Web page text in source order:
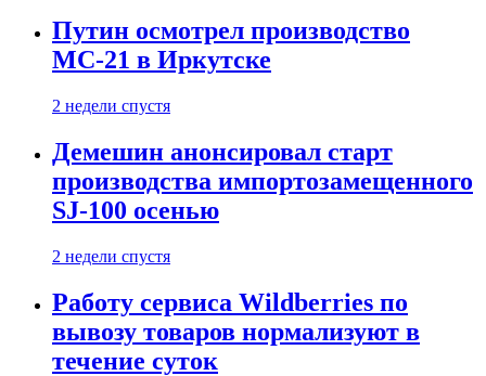
Путин осмотрел производство
МС-21 в Иркутске
2 недели спустя
Демешин анонсировал старт
производства импортозамещенного
SJ-100 осенью
2 недели спустя
Работу сервиса Wildberries по
вывозу товаров нормализуют в
течение суток